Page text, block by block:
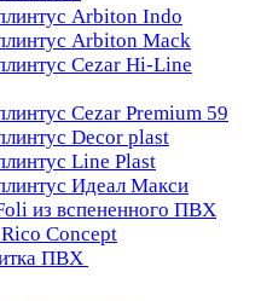
Arbiton Indo
Arbiton Mack
Cezar Hi-Line
Cezar Premium 59
Decor plast
Line Plast
Идеал Макси
из вспененного ПВХ
Concept
ПВХ